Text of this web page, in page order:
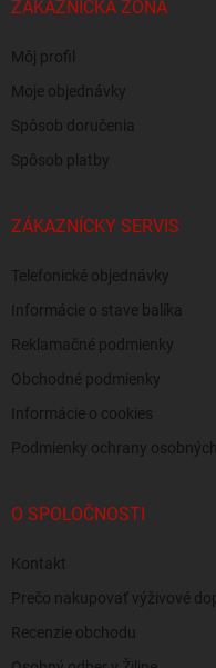
ZÁKAZNÍCKA ZÓNA
Môj profil
Moje objednávky
Spôsob doručenia
Spôsob platby
ZÁKAZNÍCKY SERVIS
Telefonické objednávky
Informácie o stave balíka
Reklamačné podmienky
Obchodné podmienky
Informácie o cookies
Podmienky ochrany
O SPOLOČNOSTI
Kontakt
Prečo nakupovať výživové
Recenzie obchodu